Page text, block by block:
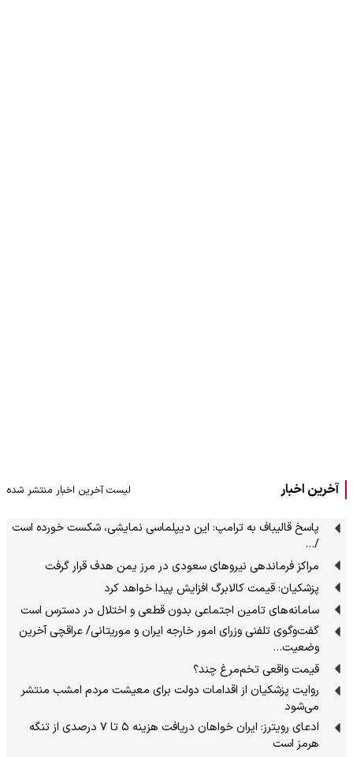
آخرین اخبار لیست آخرین اخبار منتشر شده
پاسخ قالیباف به ترامپ: این دیپلماسی نمایشی، شکست خورده است
/…
مراکز فرماندهی نیروهای سعودی در مرز یمن هدف قرار گرفت
پزشکیان: قیمت کالابرگ افزایش پیدا خواهد کرد
سامانه‌های تامین اجتماعی بدون قطعی و اختلال در دسترس است
گفت‌وگوی تلفنی وزرای امور خارجه ایران و موریتانی/ عراقچی آخرین
وضعیت…
قیمت واقعی تخم‌مرغ چند؟
روایت پزشکیان از اقدامات دولت برای معیشت مردم امشب منتشر
می‌شود
ادعای رویترز: ایران خواهان دریافت هزینه ۵ تا ۷ درصدی از تنگه
هرمز است